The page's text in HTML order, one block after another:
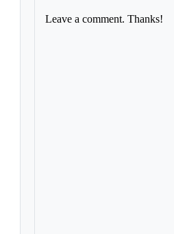
Leave a comment. Thanks!